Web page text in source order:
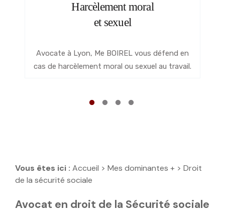
Harcèlement moral
et sexuel
Avocate à Lyon, Me BOIREL vous défend en
cas de harcèlement moral ou sexuel au travail.
Vous êtes ici : Accueil > Mes dominantes + > Droit
de la sécurité sociale
Avocat en droit de la Sécurité sociale